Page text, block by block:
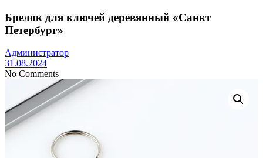
Брелок для ключей деревянный «Санкт
Петербург»
Администратор
31.08.2024
No Comments